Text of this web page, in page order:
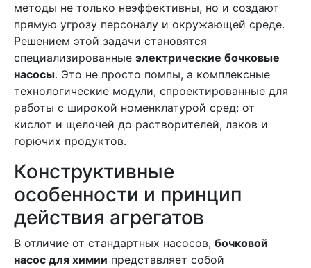
методы не только неэффективны, но и создают
прямую угрозу персоналу и окружающей среде.
Решением этой задачи становятся
специализированные электрические бочковые
насосы. Это не просто помпы, а комплексные
технологические модули, спроектированные для
работы с широкой номенклатурой сред: от
кислот и щелочей до растворителей, лаков и
горючих продуктов.
Конструктивные
особенности и принцип
действия агрегатов
В отличие от стандартных насосов, бочковой
насос для химии представляет собой